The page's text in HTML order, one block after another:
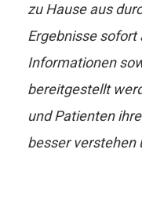
zu Hause aus
Ergebnisse
Informationen
bereitgestellt
und Patienten
besser verstehen